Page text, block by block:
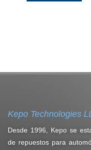
Kepo Technologies
Desde 1996, Kepo se
de repuestos para